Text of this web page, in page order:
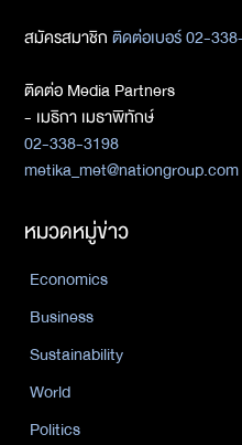
สมัครสมาชิกติดต่อเบอร์ 02-
ติดต่อ Media Partners
- เมธิกา เมธาพิทักษ์
02-338-3198
metika_met@nationgroup.com
หมวดหมู่ข่าว
Economics
Business
Sustainability
World
Politics